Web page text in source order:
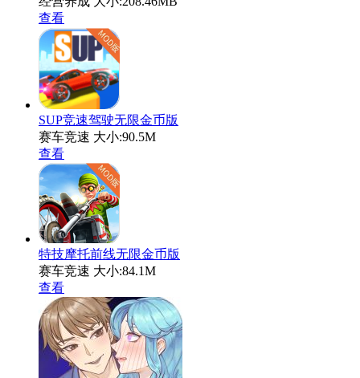
查看
SUP竞速驾驶无限金币版
赛车竞速 大小:90.5M
查看
特技摩托前线无限金币版
赛车竞速 大小:84.1M
查看